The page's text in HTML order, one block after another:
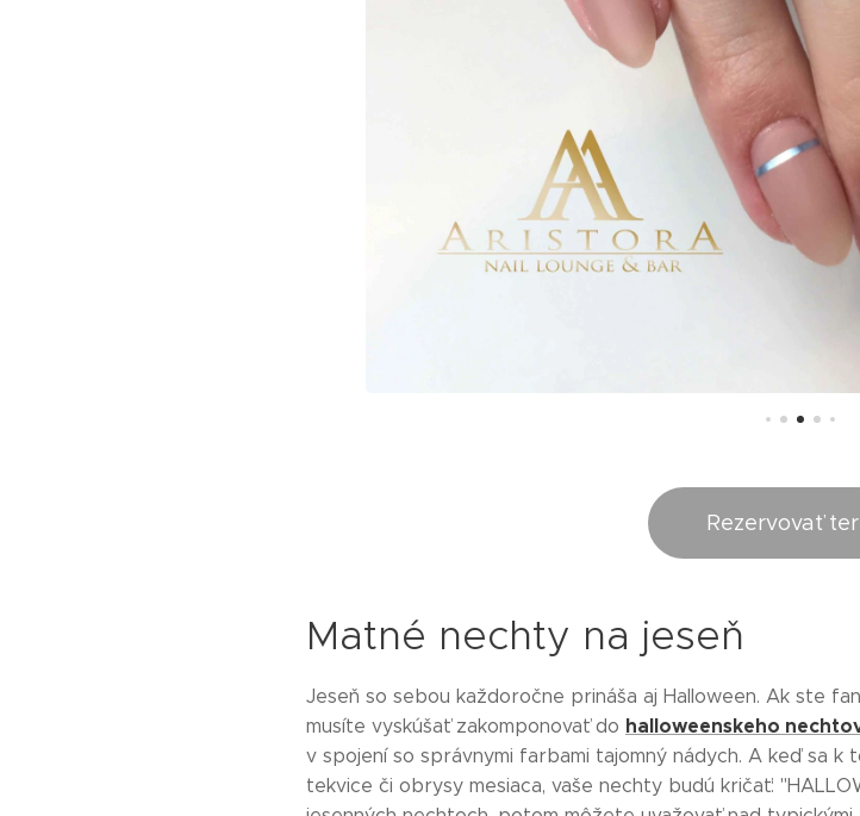
Rezervovať
Matné nechty na jeseň
Jeseň so sebou každoročne prináša aj Halloween. Ak ste
musíte vyskúšať zakomponovať do halloweenskeho
v spojení so správnymi farbami tajomný nádych. A keď sa
tekvice či obrysy mesiaca, vaše nechty budú kričať: